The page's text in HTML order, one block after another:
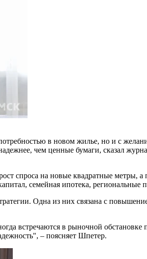
в новом жилье, но и с
чем ценные бумаги, сказал
спроса на новые квадратные
семейная ипотека, региональные
Одна из них связана с
встречаются в рыночной обстановке
– поясняет Шпетер.